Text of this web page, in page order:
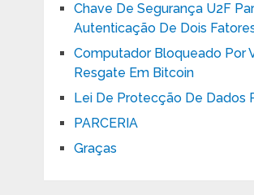
Chave De Segurança U2F
Autenticação De Dois
Computador Bloqueado Por
Resgate Em Bitcoin
Lei De Protecção De Dados
PARCERIA
Graças